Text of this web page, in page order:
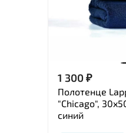
1 300₽
Полотенце
"Chicago",
синий